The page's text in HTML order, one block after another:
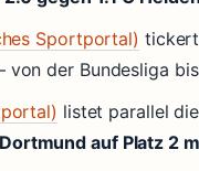
Sportportal)
von der Bundesliga
listet parallel
auf Platz 2